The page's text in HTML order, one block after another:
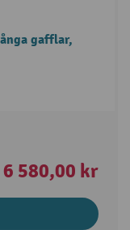
gafflar,
6 580,00 kr